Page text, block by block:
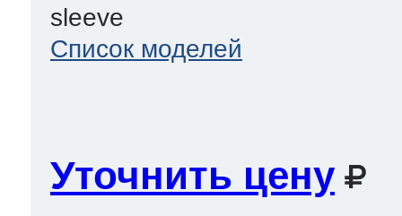
sleeve
Список моделей
Уточнить цену